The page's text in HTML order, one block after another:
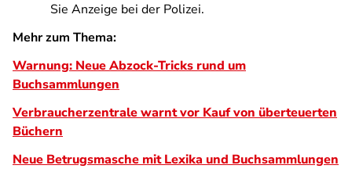
Sie Anzeige bei der Polizei.
Mehr zum Thema:
Warnung: Neue Abzock-Tricks rund um
Buchsammlungen
Verbraucherzentrale warnt vor Kauf von überteuerten
Büchern
Neue Betrugsmasche mit Lexika und Buchsammlungen